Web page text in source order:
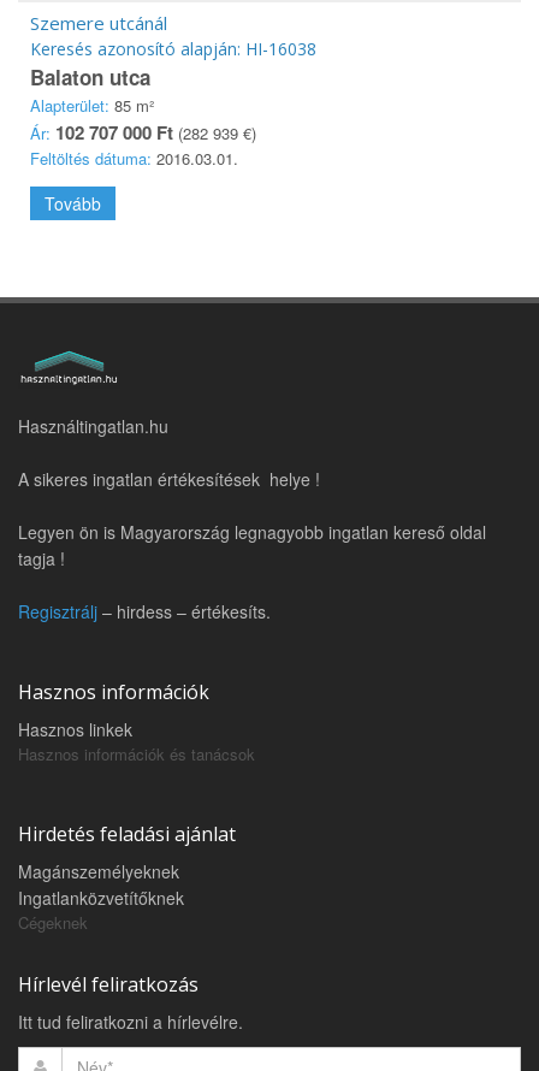
Szemere utcánál
Keresés azonosító alapján: HI-16038
Balaton utca
Alapterület: 85 m²
Ár: 102 707 000 Ft (282 939 €)
Feltöltés dátuma: 2016.03.01.
Tovább
Használtingatlan.hu
A sikeres ingatlan értékesítések helye !
Legyen ön is Magyarország legnagyobb ingatlan kereső oldal
tagja !
Regisztrálj – hirdess – értékesíts.
Hasznos információk
Hasznos linkek
Hasznos információk és tanácsok
Hirdetés feladási ajánlat
Magánszemélyeknek
Ingatlanközvetítőknek
Cégeknek
Hírlevél feliratkozás
Itt tud feliratkozni a hírlevélre.